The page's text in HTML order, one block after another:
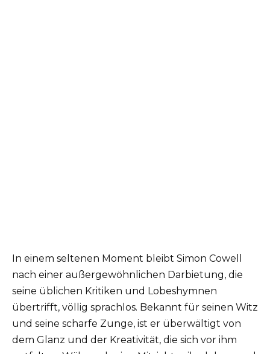
In einem seltenen Moment bleibt Simon Cowell
nach einer außergewöhnlichen Darbietung, die
seine üblichen Kritiken und Lobeshymnen
übertrifft, völlig sprachlos. Bekannt für seinen Witz
und seine scharfe Zunge, ist er überwältigt von
dem Glanz und der Kreativität, die sich vor ihm